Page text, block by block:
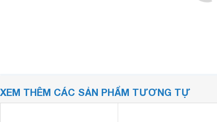
XEM THÊM CÁC SẢN PHẨM TƯƠNG TỰ